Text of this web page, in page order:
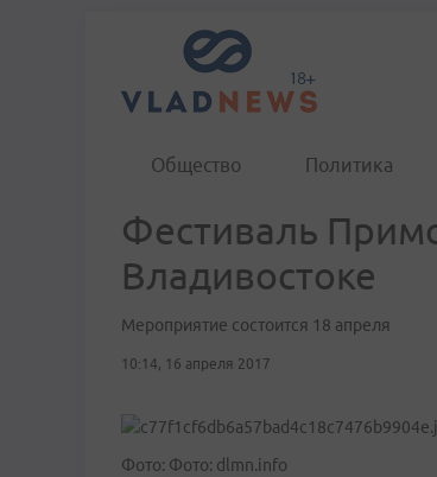
Общество Политика
Фестиваль
Владивостоке
Мероприятие состоится 18 апреля
10:14, 16 апреля 2017
Фото: Фото: dlmn.info